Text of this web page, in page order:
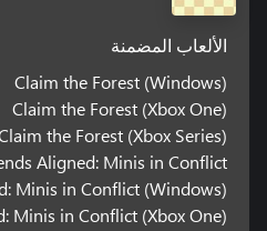
الألعاب المضمنة
Claim the Forest (Windows)
Claim the Forest (Xbox One)
the Forest (Xbox Series)
Aligned: Minis in Conflict
Minis in Conflict (Windows)
Minis in Conflict (Xbox One)